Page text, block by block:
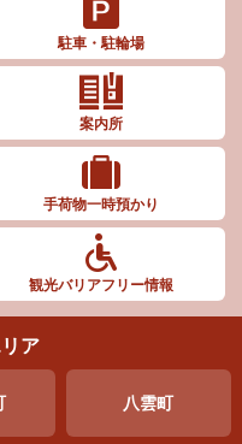
駐車・駐輪場
案内所
手荷物一時預かり
観光バリアフリー情報
ア
八雲町